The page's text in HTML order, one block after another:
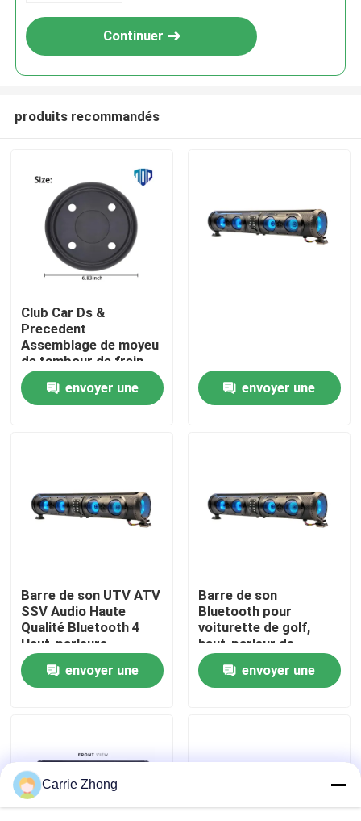
Maison
Produits
Visite d'usine
Contact USA
Nouvelles
Enjoliveurs de chariot de golf
Tableau de bord de chariot de golf
Continuer
produits recommandés
Club Car Ds &
Precedent
Assemblage de moyeu
de tambour de frein
OEM
envoyer une envoyer une
Barre de son UTV ATV
SSV Audio Haute
Qualité Bluetooth 4
Haut-parleurs
Télécommande
Étanche IP66 USB
envoyer une
Barre de son
Bluetooth pour
voiturette de golf,
haut-parleur de
subwoofer, tweeter,
squawker, USB/Aux,
qualité marine IP66
envoyer une
Carrie Zhong